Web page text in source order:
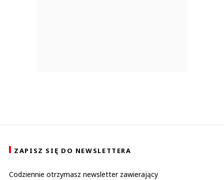
ZAPISZ SIĘ DO NEWSLETTERA
Codziennie otrzymasz newsletter zawierający